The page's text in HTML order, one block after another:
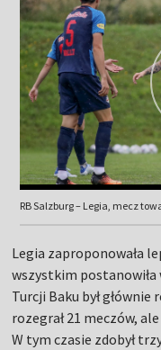
RB Salzburg – Legia, mecz
Legia zaproponowała
wszystkim postanowiła
Turcji Baku był
rozegrał 21 meczów,
W tym czasie zdobył